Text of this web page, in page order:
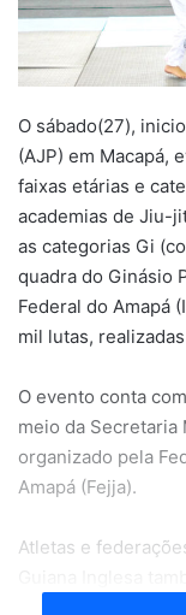
O sábado(27),
(AJP) em Macapá,
faixas etárias e
academias de Jiu-
as categorias Gi
quadra do Ginásio
Federal do Amapá
mil lutas,
O evento conta
meio da Secretaria
organizado pela
Amapá (Fejja).
Atletas e
evento recebeu